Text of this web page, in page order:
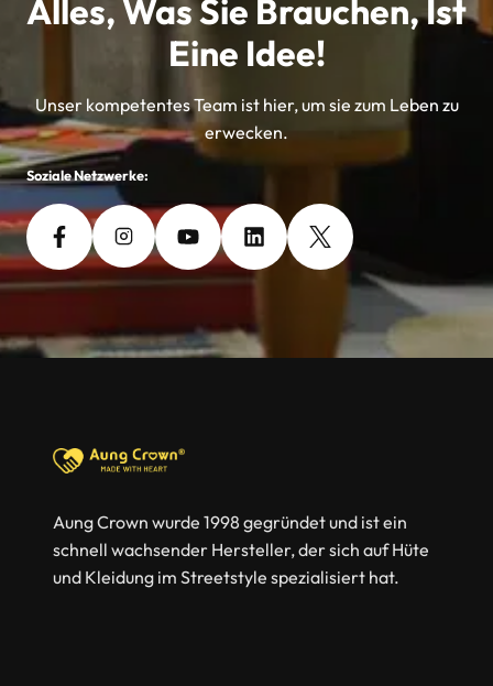
Alles, Was Sie Brauchen, Ist
Eine Idee!
Unser kompetentes Team ist hier, um sie zum Leben zu
erwecken.
Soziale Netzwerke:
Aung Crown wurde 1998 gegründet und ist ein
schnell wachsender Hersteller, der sich auf Hüte
und Kleidung im Streetstyle spezialisiert hat.